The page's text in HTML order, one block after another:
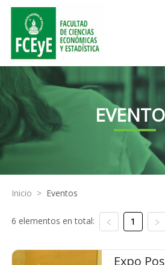
Inicio > Eventos
6 elementos en total: 1
Expo